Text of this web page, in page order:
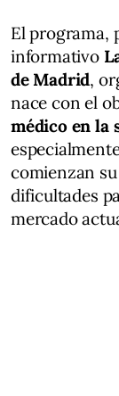
El programa,
informativo
de Madrid,
nace con el
médico en la
comienzan
dificultades
mercado